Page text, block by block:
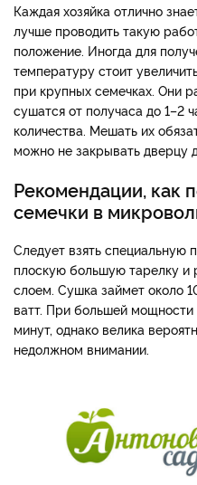
Каждая хозяйка отлично
лучше проводить такую
положение. Иногда для
температуру стоит
при крупных семечках. Они
сушатся от получаса до 1–2
количества. Мешать их
можно не закрывать дверцу
Рекомендации, как
семечки в
Следует взять специальную
плоскую большую тарелку и
слоем. Сушка займет около
ватт. При большей
минут, однако велика
недолжном внимании.